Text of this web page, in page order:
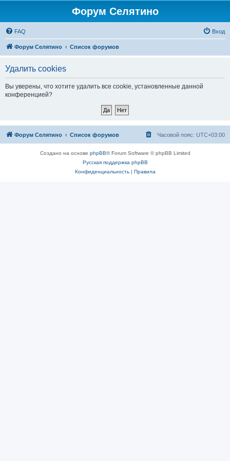
Форум Селятино
FAQ Вход
Форум Селятино Список форумов
Удалить cookies
Вы уверены, что хотите удалить все cookie, установленные данной
конференцией?
Форум Селятино Список форумов Часовой пояс: UTC+03:00
Создано на основе phpBB® Forum Software © phpBB Limited
Русская поддержка phpBB
Конфиденциальность| Правила